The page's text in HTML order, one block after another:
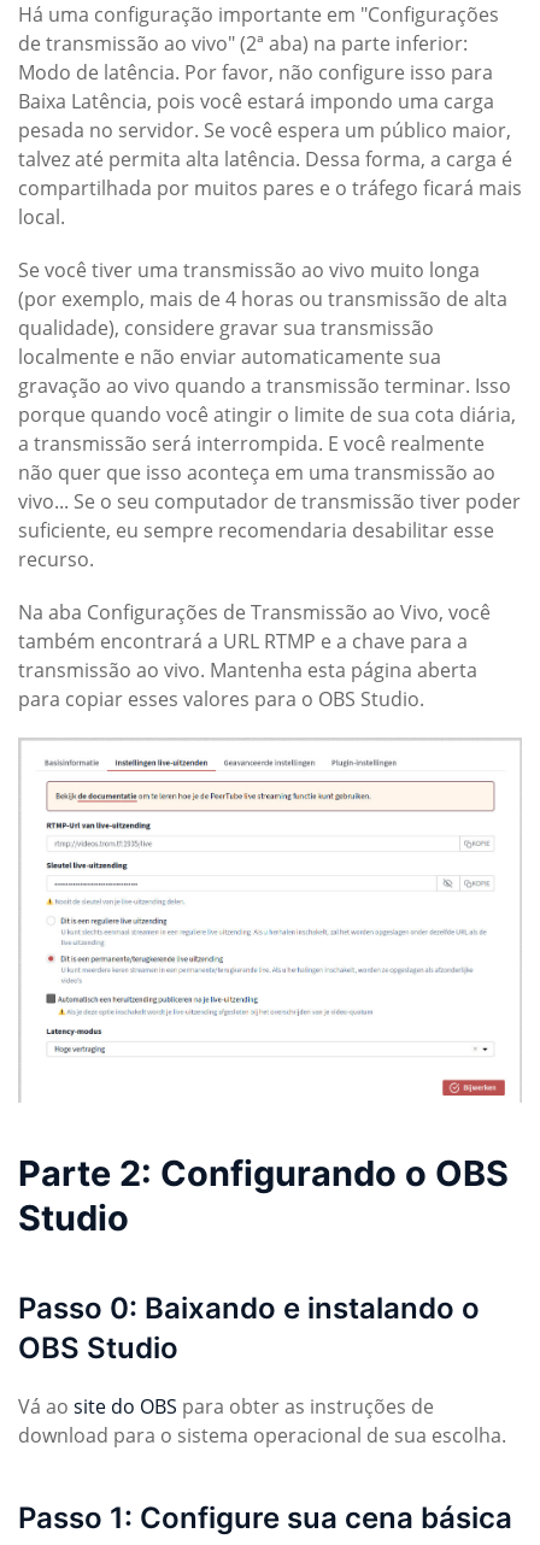
Há uma configuração importante em "Configurações
de transmissão ao vivo" (2ª aba) na parte inferior:
Modo de latência. Por favor, não configure isso para
Baixa Latência, pois você estará impondo uma carga
pesada no servidor. Se você espera um público maior,
talvez até permita alta latência. Dessa forma, a carga é
compartilhada por muitos pares e o tráfego ficará mais
local.
Se você tiver uma transmissão ao vivo muito longa
(por exemplo, mais de 4 horas ou transmissão de alta
qualidade), considere gravar sua transmissão
localmente e não enviar automaticamente sua
gravação ao vivo quando a transmissão terminar. Isso
porque quando você atingir o limite de sua cota diária,
a transmissão será interrompida. E você realmente
não quer que isso aconteça em uma transmissão ao
vivo... Se o seu computador de transmissão tiver poder
suficiente, eu sempre recomendaria desabilitar esse
recurso.
Na aba Configurações de Transmissão ao Vivo, você
também encontrará a URL RTMP e a chave para a
transmissão ao vivo. Mantenha esta página aberta
para copiar esses valores para o OBS Studio.
Parte 2: Configurando o OBS
Studio
Passo 0: Baixando e instalando o
OBS Studio
Vá ao site do OBS para obter as instruções de
download para o sistema operacional de sua escolha.
Passo 1: Configure sua cena básica